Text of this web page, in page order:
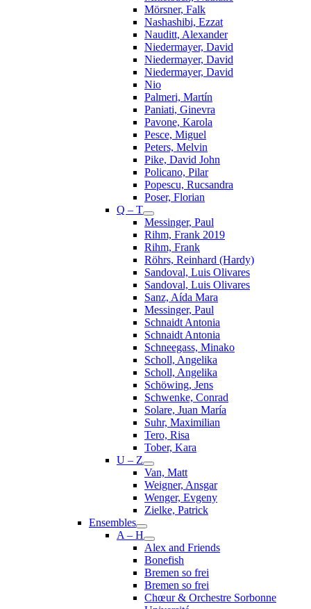
Mörsner, Falk
Nashashibi, Ezzat
Nauditt, Alexander
Niedermayer, David
Niedermayer, David
Niedermayer, David
Nio
Palmeri, Martín
Paniati, Ginevra
Pavone, Karola
Pesce, Miguel
Peters, Melvin
Pike, David John
Policano, Pilar
Popescu, Rucsandra
Poser, Florian
Q – T
Messinger, Paul
Rihm, Frank 2019
Rihm, Frank
Röhrs, Reinhard (Hardy)
Sandoval, Luis Olivares
Sandoval, Luis Olivares
Sanz, Aída Mara
Messinger, Paul
Schnaidt Antonia
Schnaidt Antonia
Schneegass, Minako
Scholl, Angelika
Scholl, Angelika
Schöwing, Jens
Schwenke, Conrad
Solare, Juan María
Suhr, Maximilian
Tero, Risa
Tober, Kara
U – Z
Van, Matt
Weigner, Ansgar
Wenger, Evgeny
Zielke, Patrick
Ensembles
A – H
Alex and Friends
Bonefish
Bremen so frei
Bremen so frei
Chœur & Orchestre Sorbonne